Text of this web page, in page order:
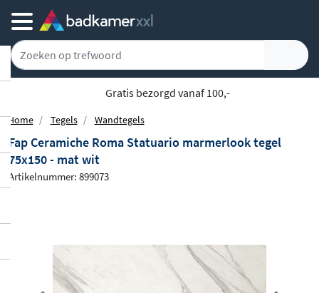
Gratis bezorgd vanaf 100,-
Home Tegels Wandtegels
Fap Ceramiche Roma Statuario marmerlook tegel
75x150 - mat wit
Artikelnummer: 899073